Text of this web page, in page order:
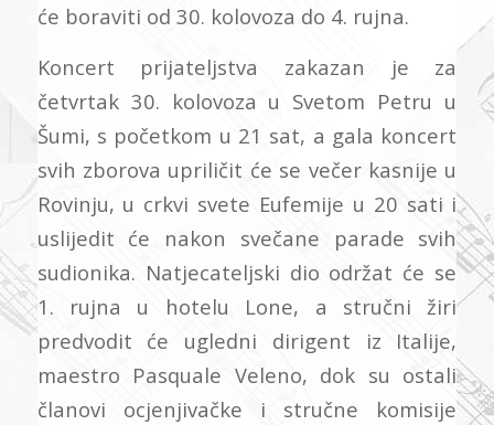
će boraviti od 30. kolovoza do 4. rujna.
Koncert prijateljstva zakazan je za
četvrtak 30. kolovoza u Svetom Petru u
Šumi, s početkom u 21 sat, a gala koncert
svih zborova upriličit će se večer kasnije u
Rovinju, u crkvi svete Eufemije u 20 sati i
uslijedit će nakon svečane parade svih
sudionika. Natjecateljski dio održat će se
1. rujna u hotelu Lone, a stručni žiri
predvodit će ugledni dirigent iz Italije,
maestro Pasquale Veleno, dok su ostali
članovi ocjenjivačke i stručne komisije